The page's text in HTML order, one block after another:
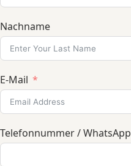
Nachname
E-Mail
Telefonnummer / WhatsApp